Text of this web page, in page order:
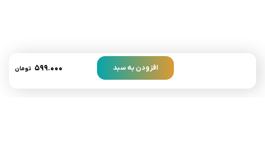
افزودن به سبد ۵۹۹.۰۰۰ تومان